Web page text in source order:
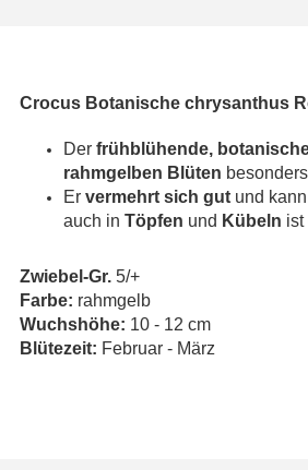
Crocus Botanische chrysanthus
Der frühblühende,
rahmgelben Blüten
Er vermehrt sich gut und
auch in Töpfen und Kübeln ist
Zwiebel-Gr. 5/+
Farbe: rahmgelb
Wuchshöhe: 10 - 12 cm
Blütezeit: Februar - März